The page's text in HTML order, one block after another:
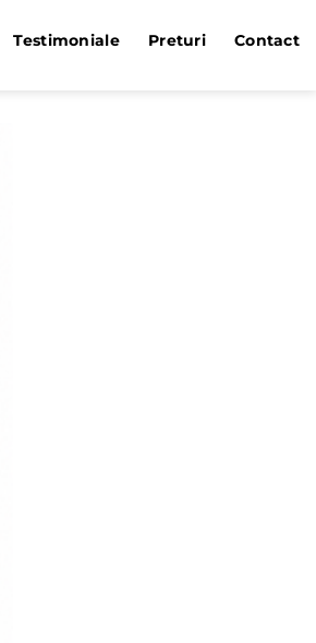
Testimoniale Preturi Contact